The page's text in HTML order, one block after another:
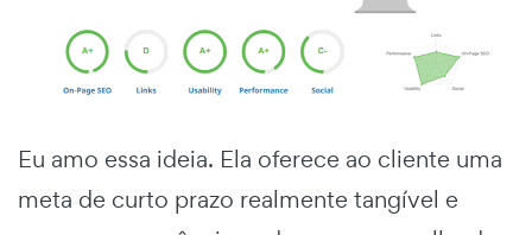
Eu amo essa ideia. Ela oferece ao cliente uma
meta de curto prazo realmente tangível e